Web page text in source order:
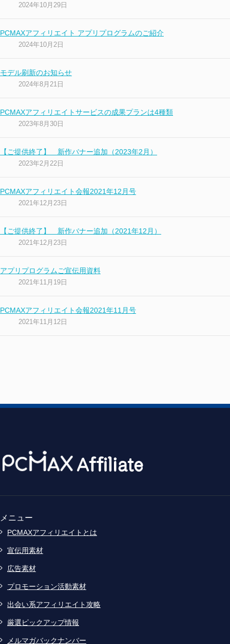
2024年10月29日
PCMAXアフィリエイト アプリプログラムのご紹介
2024年10月2日
モデル刷新のお知らせ
2024年8月21日
PCMAXアフィリエイトサービスの成果プランは4種類
2023年8月30日
【ご提供終了】 新作バナー追加（2023年2月）
2023年2月22日
PCMAXアフィリエイト会報2021年12月号
2021年12月23日
【ご提供終了】 新作バナー追加（2021年12月）
2021年12月23日
アプリプログラムご宣伝用資料
2021年11月19日
PCMAXアフィリエイト会報2021年11月号
2021年11月12日
メニュー
PCMAXアフィリエイトとは
宣伝用素材
広告素材
プロモーション活動素材
出会い系アフィリエイト攻略
厳選ピックアップ情報
メルマガバックナンバー